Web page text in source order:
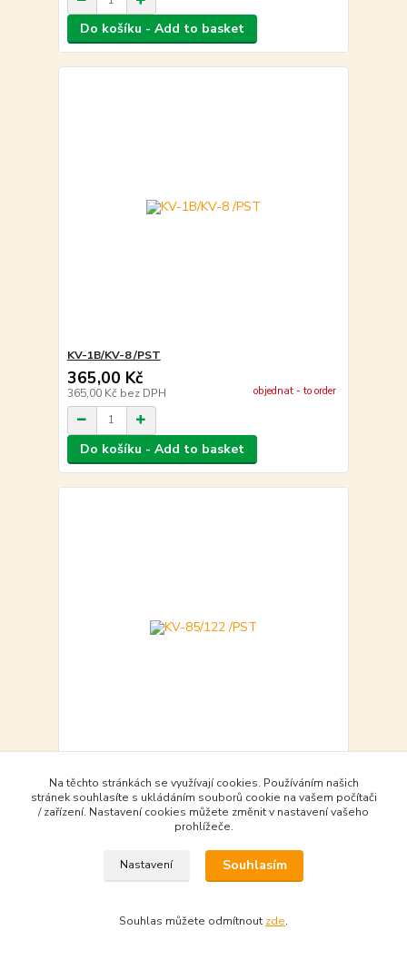
Do košíku - Add to basket
KV-1B/KV-8 /PST
365,00 Kč
365,00 Kč bez DPH objednat - to order
Do košíku - Add to basket
KV-85/122 /PST
365,00 Kč
365,00 Kčbez DPH objednat - to order
Do košíku - Add to basket
Na těchto stránkách se využívají cookies. Používáním našich
stránek souhlasíte s ukládáním souborů cookie na vašem počítači
/ zařízení. Nastavení cookies můžete změnit v nastavení vašeho
prohlížeče.
Nastavení Souhlasím
Souhlas můžete odmítnout zde.